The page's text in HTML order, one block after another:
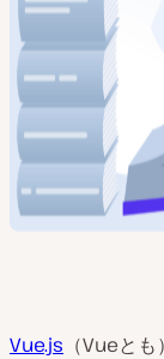
Vue.js （Vueと